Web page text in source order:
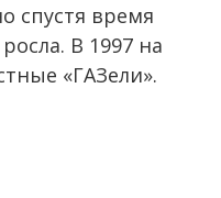
спустя время
В 1997 на
«ГАЗели».